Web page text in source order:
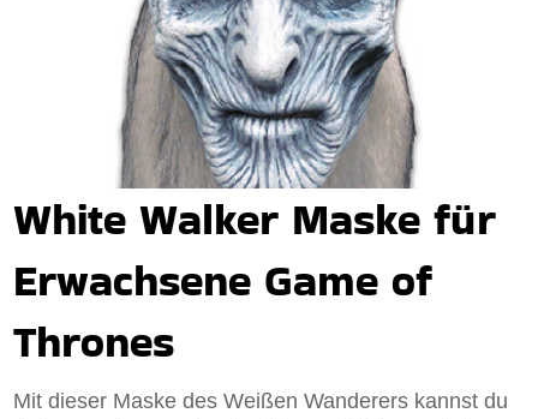
White Walker Maske für
Erwachsene Game of
Thrones
Mit dieser Maske des Weißen Wanderers kannst du